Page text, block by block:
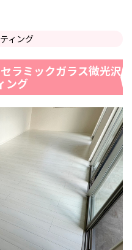
ィング
ミックガラス微光沢
ング